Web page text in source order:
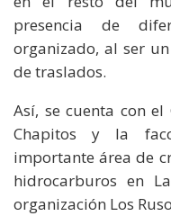
presencia de
organizado, al ser
de traslados.
Así, se cuenta con
Chapitos y la
importante área de
hidrocarburos en
organización Los